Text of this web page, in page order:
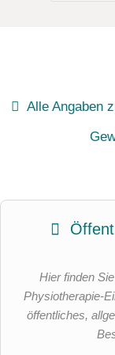
Alle Angaben
Hier finden
Physiotherapie-
öffentliches,